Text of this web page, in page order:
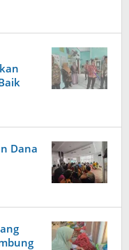
Dana